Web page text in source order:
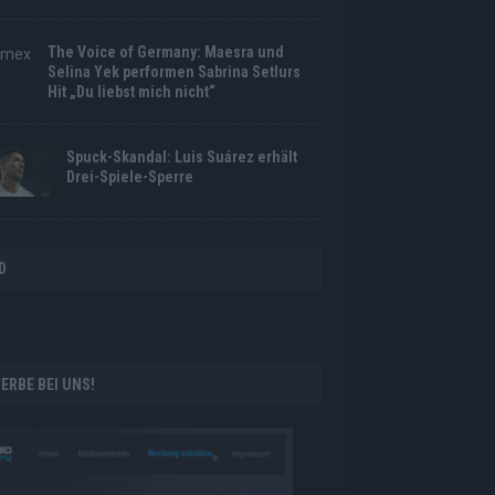
The Voice of Germany: Maesra und
Selina Yek performen Sabrina Setlurs
Hit „Du liebst mich nicht“
Spuck-Skandal: Luis Suárez erhält
Drei-Spiele-Sperre
BEI UNS!